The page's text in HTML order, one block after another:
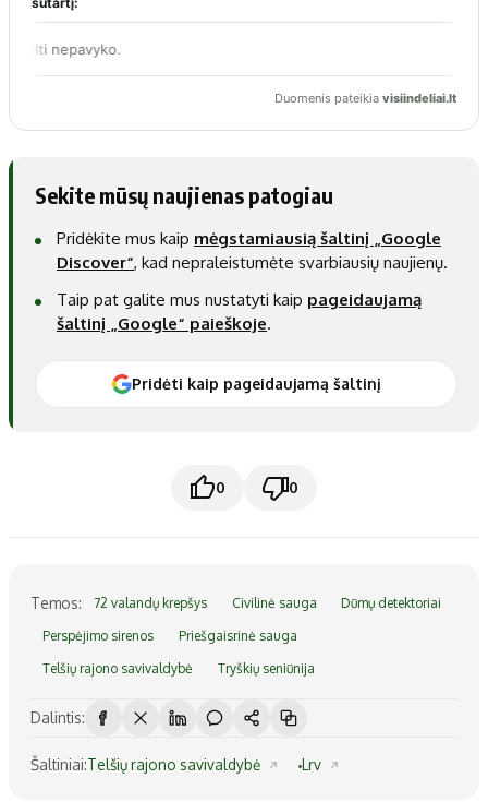
Sekite mūsų naujienas patogiau
Pridėkite mus kaip mėgstamiausią šaltinį „Google
Discover“, kad nepraleistumėte svarbiausių naujienų.
Taip pat galite mus nustatyti kaip pageidaujamą
šaltinį „Google“ paieškoje.
Pridėti kaip pageidaujamą šaltinį
0 0
Temos: 72 valandų krepšys Civilinė sauga Dūmų detektoriai
Perspėjimo sirenos Priešgaisrinė sauga
Telšių rajono savivaldybė Tryškių seniūnija
Dalintis:
Šaltiniai:Telšių rajono savivaldybė Lrv